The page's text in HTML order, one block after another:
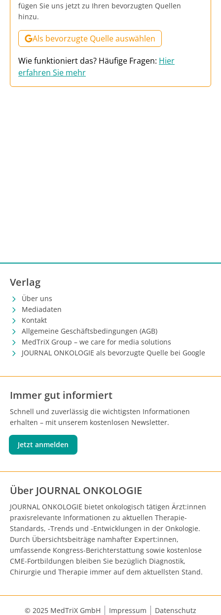
fügen Sie uns jetzt zu Ihren bevorzugten Quellen
hinzu.
Als bevorzugte Quelle auswählen
Wie funktioniert das? Häufige Fragen: Hier
erfahren Sie mehr
Verlag
Über uns
Mediadaten
Kontakt
Allgemeine Geschäftsbedingungen (AGB)
MedTriX Group – we care for media solutions
JOURNAL ONKOLOGIE als bevorzugte Quelle bei Google
Immer gut informiert
Schnell und zuverlässig die wichtigsten Informationen
erhalten – mit unserem kostenlosen Newsletter.
Jetzt anmelden
Über JOURNAL ONKOLOGIE
JOURNAL ONKOLOGIE bietet onkologisch tätigen Ärzt:innen
praxisrelevante Informationen zu aktuellen Therapie-
Standards, -Trends und -Entwicklungen in der Onkologie.
Durch Übersichtsbeiträge namhafter Expert:innen,
umfassende Kongress-Berichterstattung sowie kostenlose
CME-Fortbildungen bleiben Sie bezüglich Diagnostik,
Chirurgie und Therapie immer auf dem aktuellsten Stand.
© 2025 MedTriX GmbH Impressum Datenschutz